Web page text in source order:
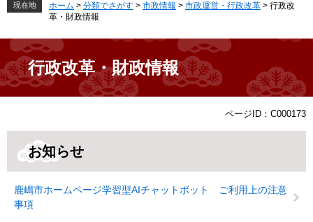
現在地 ホーム > 分類でさがす > 市政情報 > 市政運営・行政改革 > 行政改
革・財政情報
行政改革・財政情報
文
ページID：C000173
お知らせ
鹿嶋市ホームページ学習型AIチャットボット ご利用上の注意
事項